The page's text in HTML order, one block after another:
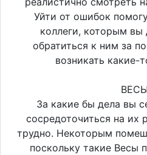
Уйти от ошибок
коллеги, которым вы
обратиться к ним за
возникать какие-
За какие бы дела вы
сосредоточиться на их
трудно. Некоторым
поскольку такие Весы